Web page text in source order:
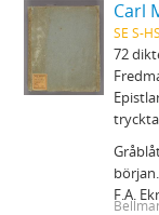
SE S-
72
början.
F.A.